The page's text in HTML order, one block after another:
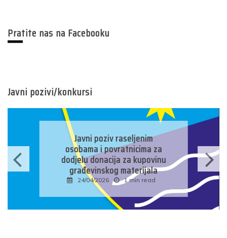
pagination
Pratite nas na Facebooku
Javni pozivi/konkursi
Javni konkurs za prijavu
kandidata za imenovanje
predsjednika/zamjenika
predsjednika biračkog odbora
u osnovnim izbornim
jedinicama u Bosni i
Hercegovini
16/04/2026 1 min read